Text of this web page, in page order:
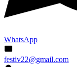
WhatsApp
festiv22@gmail.com